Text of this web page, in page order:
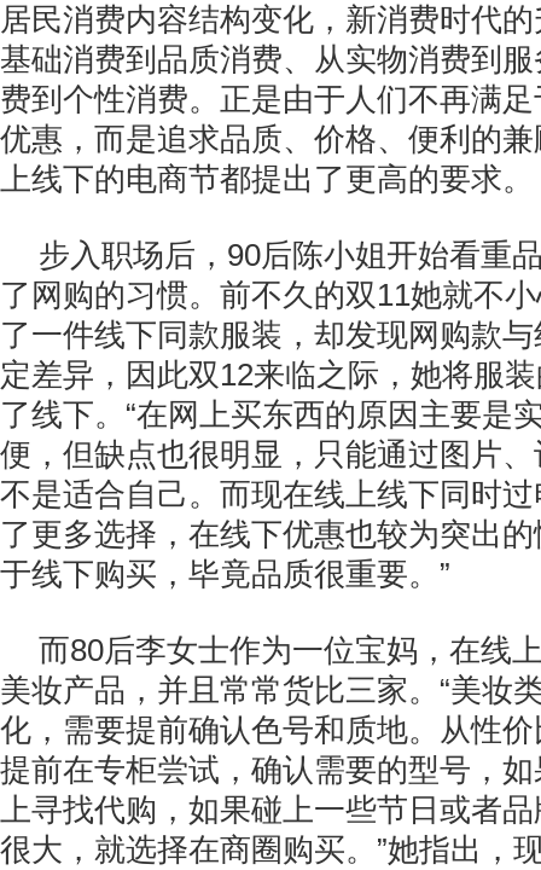
居民消费内容结构变化，新消费时代
基础消费到品质消费、从实物消费到
费到个性消费。正是由于人们不再满
优惠，而是追求品质、价格、便利的
上线下的电商节都提出了更高的要求。
步入职场后，90后陈小姐开始看重
了网购的习惯。前不久的双11她就不小
了一件线下同款服装，却发现网购款
定差异，因此双12来临之际，她将服
了线下。“在网上买东西的原因主要是
便，但缺点也很明显，只能通过图片
不是适合自己。而现在线上线下同时
了更多选择，在线下优惠也较为突出
于线下购买，毕竟品质很重要。”
而80后李女士作为一位宝妈，在线
美妆产品，并且常常货比三家。“美妆
化，需要提前确认色号和质地。从性
提前在专柜尝试，确认需要的型号，
上寻找代购，如果碰上一些节日或者
很大，就选择在商圈购买。”她指出，